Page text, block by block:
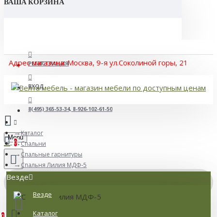
РЕГИСТРАЦИЯ
ВХОД
8(495) 365-53-34, 8-926-102-61-50
Адрес магазина: Москва, 9-я ул.Соколиной горы, 21
Menu
0
Везде
Везде
Каталог
Товаров: 0 (0 р.)
Каталог
Спальни
Спальные гарнитуры
Спальня Лилия МДФ-5